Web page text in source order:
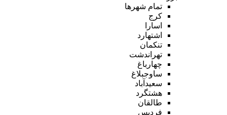
تمام شهر‌ها
کرج
اسارا
اشتهارد
تنکمان
تهراندشت
چهارباغ
ساوجبلاغ
سعیدآباد
هشتگرد
طالقان
فردیس